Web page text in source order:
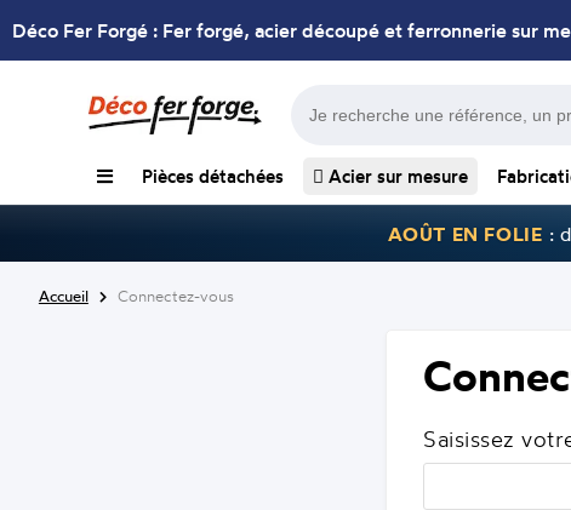
Déco Fer Forgé : Fer forgé, acier découpé et ferronnerie sur
Pièces détachées Acier sur mesure
AOÛT EN FOLIE :
Accueil Connectez-vous
Saisissez